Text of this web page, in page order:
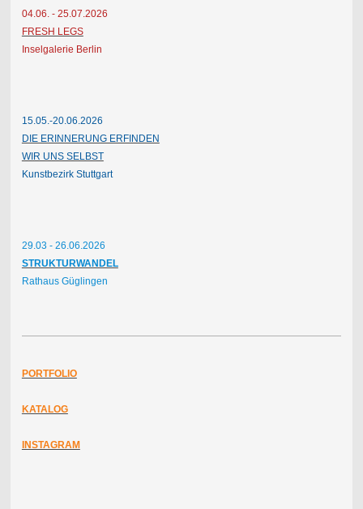
04.06. - 25.07.2026
FRESH LEGS
Inselgalerie Berlin
15.05.-20.06.2026
DIE ERINNERUNG ERFINDEN
WIR UNS SELBST
Kunstbezirk Stuttgart
29.03 - 26.06.2026
STRUKTURWANDEL
Rathaus Güglingen
PORTFOLIO
KATALOG
INSTAGRAM